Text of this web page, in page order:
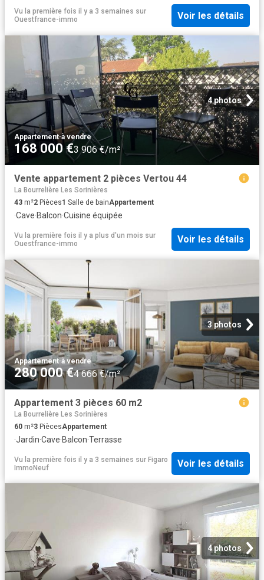
Vu la première fois il y a 3 semaines sur
Ouestfrance-immo
Voir les détails
4 photos
Appartement·à vendre
168 000 €3 906 €/m²
Vente appartement 2 pièces Vertou 44
La Bourrelière Les Sorinières
43 m²2 Pièces1 Salle de bainAppartement
·Cave·Balcon·Cuisine équipée
Vu la première fois il y a plus d'un mois sur
Ouestfrance-immo
Voir les détails
3 photos
Appartement·à vendre
280 000 €4 666 €/m²
Appartement 3 pièces 60 m2
La Bourrelière Les Sorinières
60 m²3 PiècesAppartement
·Jardin·Cave·Balcon·Terrasse
Vu la première fois il y a 3 semaines sur Figaro
ImmoNeuf
Voir les détails
4 photos